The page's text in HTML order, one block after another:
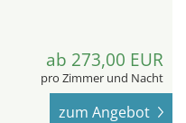
ab 273,00 EUR
pro Zimmer und Nacht
zum Angebot